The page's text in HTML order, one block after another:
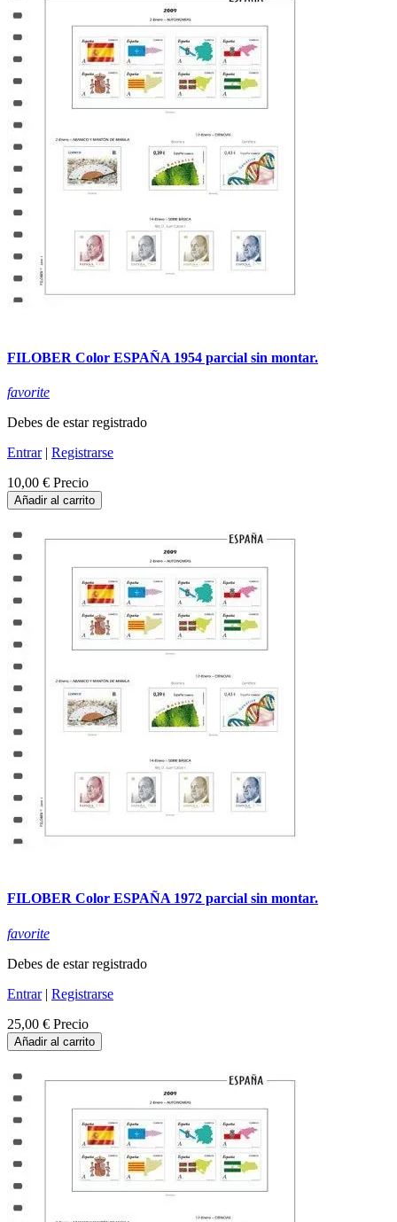
FILOBER Color ESPAÑA 1954 parcial sin montar.
favorite
Debes de estar registrado
Entrar| Registrarse
10,00 € Precio
Añadir al carrito
FILOBER Color ESPAÑA 1972 parcial sin montar.
favorite
Debes de estar registrado
Entrar| Registrarse
25,00 € Precio
Añadir al carrito